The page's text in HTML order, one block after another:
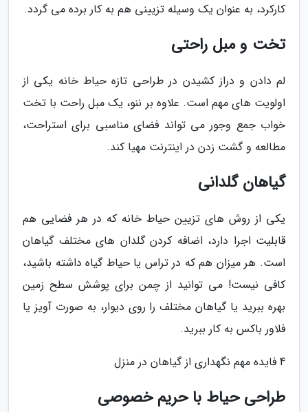
کارکرد، به عنوان یک وسیله تزیینی هم به کار برده می گردد.
تخت و مبل راحتی
لم دادن و دراز کشیدن در طراحی تازه حیاط خانه یکی از
اولویت های مهم است. علاوه بر ننو، یک مبل راحت با تخت
خواب جمع وجور می تواند فضای مناسبی برای استراحت،
مطالعه و گشت زدن در اینترنت مهیا کند.
گیاهان گلدانی
یکی از روش های تزیین حیاط خانه که در هر فضایی هم
قابلیت اجرا دارد، اضافه کردن گلدان های مختلف گیاهان
است. هر میزان هم که در تراس یا حیاط گیاه داشته باشید،
کافی نیست! می توانید از چمن برای پوشش سطح زمین
بهره ببرید یا گیاهان مختلف را روی دیوار، به صورت آویز یا
فلاور باکس به کار ببرید.
4 فایده مهم نگهداری از گیاهان در منزل
طراحی حیاط با حریم خصوصی